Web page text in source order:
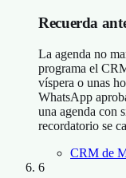
Recuerda
La agenda no
programa el
víspera o unas
WhatsApp
una agenda con
recordatorio se
CRM de
6